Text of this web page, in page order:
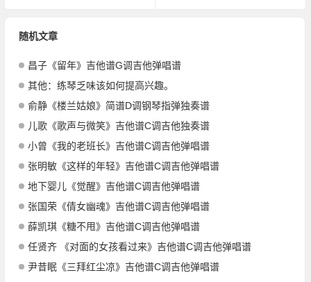
随机文章
昌子《留年》吉他谱G调吉他弹唱谱
其他：练琴乏味该如何提高兴趣。
俞静《楼兰姑娘》简谱D调钢琴指弹独奏谱
儿歌《歌声与微笑》吉他谱C调吉他独奏谱
小曾《我的老班长》吉他谱C调吉他弹唱谱
张明敏《这样的年轻》吉他谱C调吉他弹唱谱
地下婴儿《觉醒》吉他谱C调吉他弹唱谱
张国荣《倩女幽魂》吉他谱C调吉他弹唱谱
薛凯琪《糖不甩》吉他谱C调吉他弹唱谱
任贤齐 《对面的女孩看过来》吉他谱C调吉他弹唱谱
尹昔眠《三拜红尘凉》吉他谱C调吉他弹唱谱